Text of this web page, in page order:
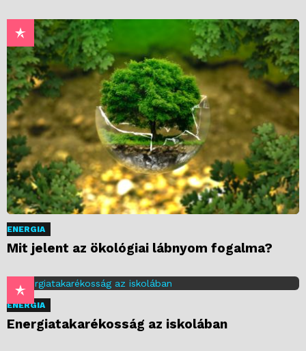
ENERGIA
Mit jelent az ökológiai lábnyom fogalma?
ENERGIA
Energiatakarékosság az iskolában